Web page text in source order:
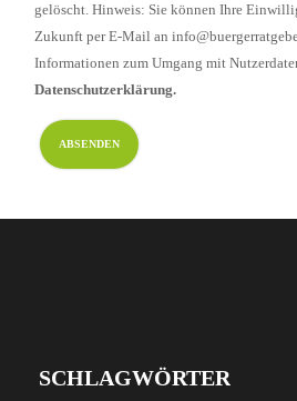
gelöscht. Hinweis: Sie können Ihre
Zukunft per E-Mail an
Informationen zum Umgang mit
Datenschutzerklärung.
SCHLAGWÖRTER